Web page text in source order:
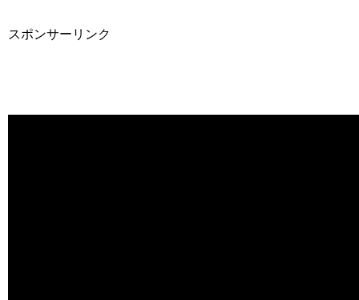
スポンサーリンク